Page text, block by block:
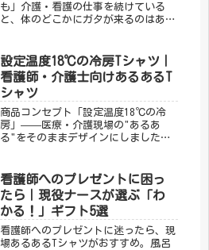
も」介護・看護の仕事を続けている
と、体のどこかにガタが来るのはある
場スタッフのためのデザインです。
「メディカルきのこセンター」が手が
けるこ...
設定温度18℃の冷房Tシャツ｜
看護師・介護士向けあるあるT
シャツ
商品コンセプト「設定温度18℃の冷
房」——医療・介護現場の"あるあ
る"をそのままデザインにしました。
感覚を一枚に。「メディカルきのこセ
ンター」が手がけるこのデザインは、
医療・介護...
看護師へのプレゼントに困っ
たら｜現役ナースが選ぶ「わ
かる！」ギフト5選
看護師へのプレゼントに迷ったら、現
場あるあるTシャツがおすすめ。風呂